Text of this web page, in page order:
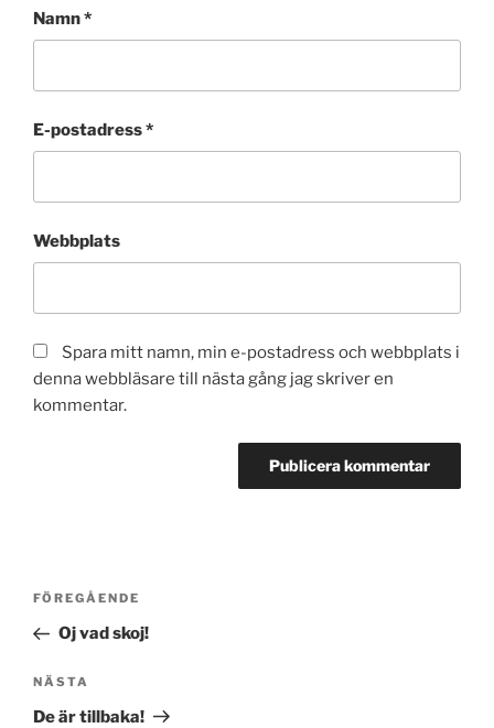
Namn*
E-postadress*
Webbplats
Spara mitt namn, min e-postadress och webbplats i
denna webbläsare till nästa gång jag skriver en
kommentar.
Inläggsnavigering
Föregående
inlägg
FÖREGÅENDE
Oj vad skoj!
Nästa
inlägg
NÄSTA
De är tillbaka!